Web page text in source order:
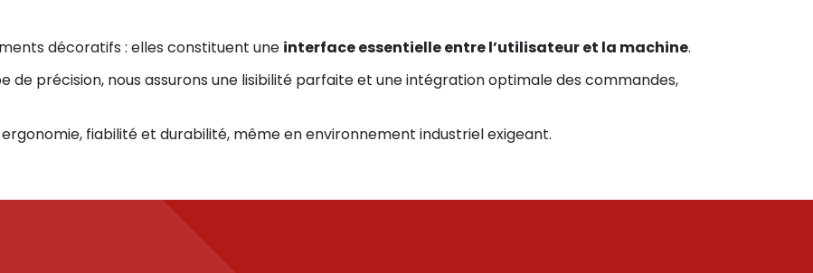
décoratifs : elles constituent une interface essentielle entre l’utilisateur et la machine.
de précision, nous assurons une lisibilité parfaite et une intégration optimale des commandes,
fiabilité et durabilité, même en environnement industriel exigeant.